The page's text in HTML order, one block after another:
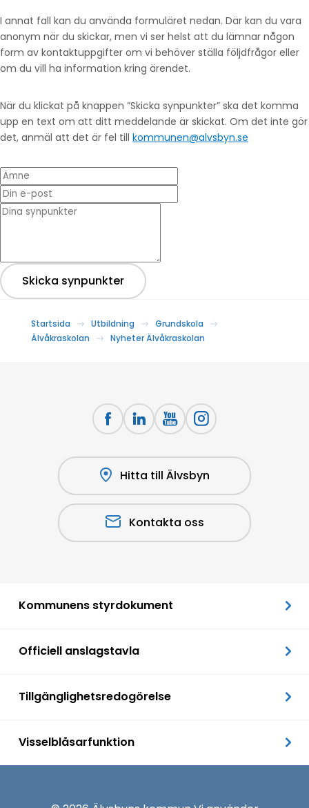
I annat fall kan du använda formuläret nedan. Där kan du vara
anonym när du skickar, men vi ser helst att du lämnar någon
form av kontaktuppgifter om vi behöver ställa följdfrågor eller
om du vill ha information kring ärendet.
När du klickat på knappen ”Skicka synpunkter” ska det komma
upp en text om att ditt meddelande är skickat. Om det inte gör
det, anmäl att det är fel till kommunen@alvsbyn.se
Ämne
Din e-post
* Dina synpunkter
Skicka synpunkter
Startsida Utbildning
Grundskola
Älvåkraskolan
Nyheter Älvåkraskolan
Hitta till Älvsbyn
Kontakta oss
Kommunens styrdokument
Officiell anslagstavla
Tillgänglighetsredogörelse
Visselblåsarfunktion